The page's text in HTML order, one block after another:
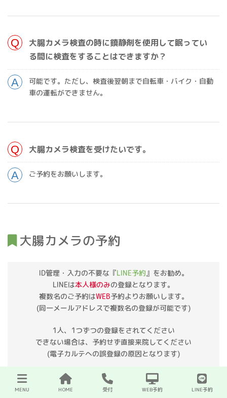
大腸カメラ検査の時に鎮静剤を使用して眠ってい
る間に検査をすることはできますか？
可能です。ただし、検査後翌朝まで自転車・バイク・自動
車の運転ができません。
大腸カメラ検査を受けたいです。
ご予約をお願いします。
大腸カメラの予約
ID管理・入力の不要な『LINE予約』をお勧め。
LINEは本人様のみの登録となります。
複数名のご予約はWEB予約よりお願いします。
(同一メールアドレスで複数名の登録が可能です)
1人、1つずつの登録をされてください
できない場合は、予約せず直接来院してください
(電子カルテへの誤登録の原因となります)
LINE予約 WEB予約
MENU HOME 受付 WEB予約 LINE予約